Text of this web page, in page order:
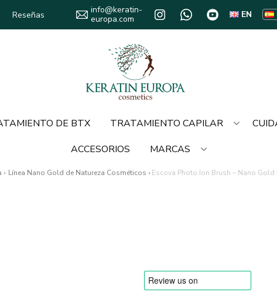
Reseñas
info@keratin-
europa.com
EN
DE BTX TRATAMIENTO CAPILAR
ACCESORIOS
MARCAS
› Línea Nano Gold de Natureza Cosméticos › Escova Photo Ion Brush – Nano